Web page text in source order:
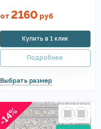
от 2160 руб
-14%